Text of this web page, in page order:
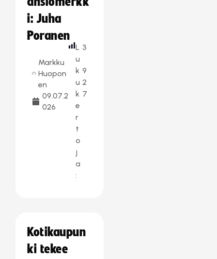
i: Juha
Poranen
Markku
Huopon
en
09.07.2
026
L
u
k
u
k
e
r
t
o
j
a
:
3
9
2
7
Kotikaupun
ki tekee